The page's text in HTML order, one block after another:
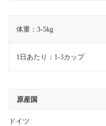
体重：3-5kg
1日あたり：1-3カップ
原産国
ドイツ